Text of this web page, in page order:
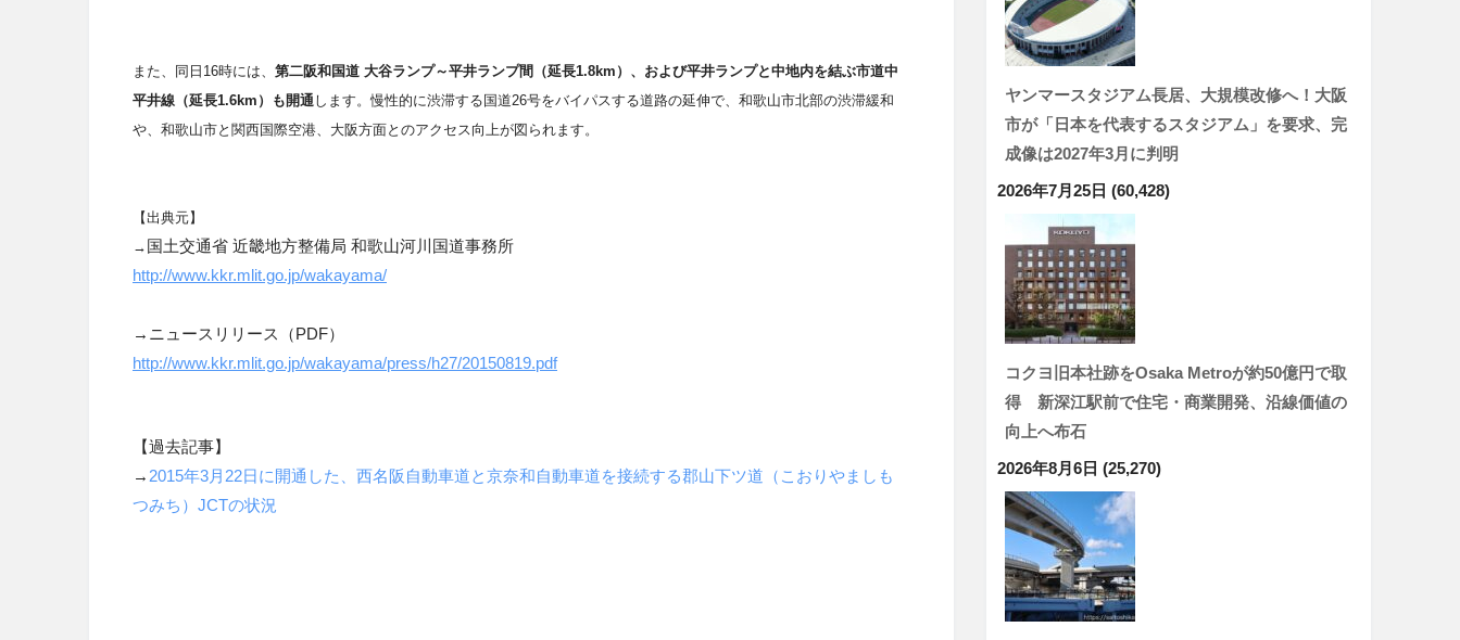
また、同日16時には、 第二阪和国道 大谷ランプ～平井ランプ間（延長1.8km）、および平井ランプと中地内を結ぶ市道中
平井線（延長1.6km）も開通 します。慢性的に渋滞する国道26号をバイパスする道路の延伸で、和歌山市北部の渋滞緩和
や、和歌山市と関西国際空港、大阪方面とのアクセス向上が図られます。
【出典元】
→ 国土交通省 近畿地方整備局 和歌山河川国道事務所
http://www.kkr.mlit.go.jp/wakayama/
→ニュースリリース（PDF）
http://www.kkr.mlit.go.jp/wakayama/press/h27/20150819.pdf
【過去記事】
→ 2015年3月22日に開通した、西名阪自動車道と京奈和自動車道を接続する郡山下ツ道（こおりやましも
つみち）JCTの状況
ヤンマースタジアム長居、大規模改修へ！大阪
市が「日本を代表するスタジアム」を要求、完
成像は2027年3月に判明
2026年7月25日 (60,428)
コクヨ旧本社跡をOsaka Metroが約50億円で取
得 新深江駅前で住宅・商業開発、沿線価値の
向上へ布石
2026年8月6日 (25,270)